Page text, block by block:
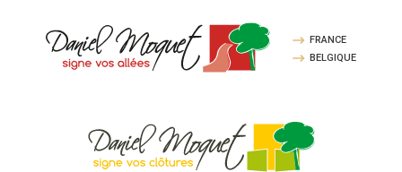
FRANCE
BELGIQUE